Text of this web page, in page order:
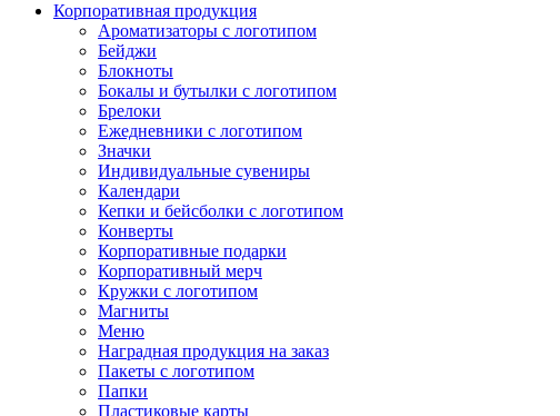
Корпоративная продукция
Ароматизаторы с логотипом
Бейджи
Блокноты
Бокалы и бутылки с логотипом
Брелоки
Ежедневники с логотипом
Значки
Индивидуальные сувениры
Календари
Кепки и бейсболки с логотипом
Конверты
Корпоративные подарки
Корпоративный мерч
Кружки с логотипом
Магниты
Меню
Наградная продукция на заказ
Пакеты с логотипом
Папки
Пластиковые карты